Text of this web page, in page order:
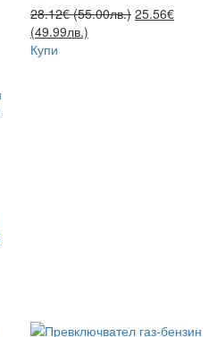
28.12€ (55.00лв.) 25.56€
(49.99лв.)
Купи